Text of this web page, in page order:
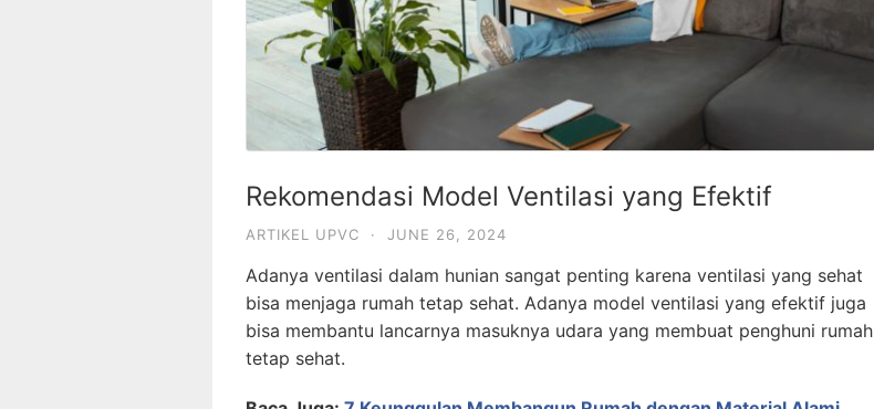
Rekomendasi Model Ventilasi yang Efektif
ARTIKEL UPVC · JUNE 26, 2024
Adanya ventilasi dalam hunian sangat penting karena ventilasi yang sehat
bisa menjaga rumah tetap sehat. Adanya model ventilasi yang efektif juga
bisa membantu lancarnya masuknya udara yang membuat penghuni rumah
tetap sehat.